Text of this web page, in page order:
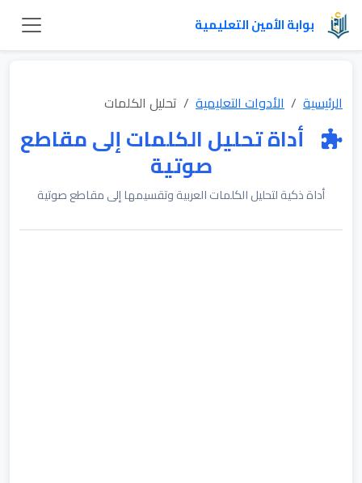
بوابة الأمين التعليمية
الرئيسية الأدوات التعليمية تحليل الكلمات
أداة تحليل الكلمات إلى مقاطع
صوتية
أداة ذكية لتحليل الكلمات العربية وتقسيمها إلى مقاطع صوتية